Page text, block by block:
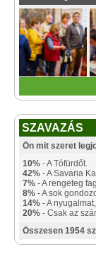
SZAVAZÁS
Ön mit szeret
10% - A Tófürdőt.
42% - A Savaria
7% - A rengeteg
8% - A sok
14% - A
20% - Csak az
Összesen 1954